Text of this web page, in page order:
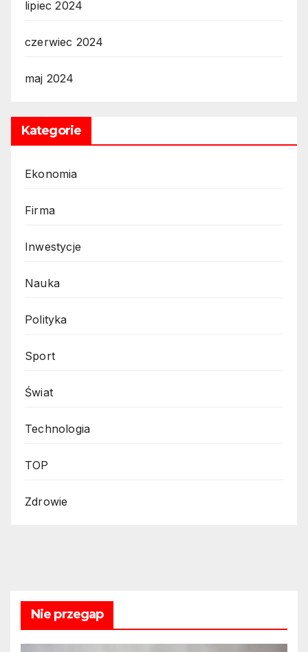
lipiec 2024
czerwiec 2024
maj 2024
Kategorie
Ekonomia
Firma
Inwestycje
Nauka
Polityka
Sport
Świat
Technologia
TOP
Zdrowie
Nie przegap